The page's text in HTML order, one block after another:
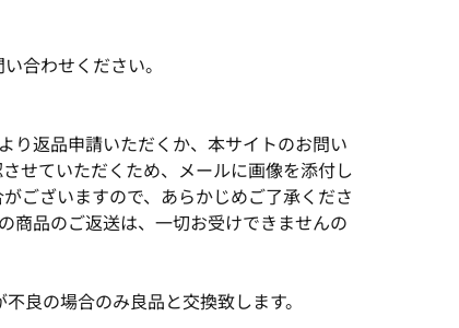
合わせください。
り返品申請いただくか、本サイトのお問い
せていただくため、メールに画像を添付し
ございますので、あらかじめご了承くださ
商品のご返送は、一切お受けできませんの
良の場合のみ良品と交換致します。